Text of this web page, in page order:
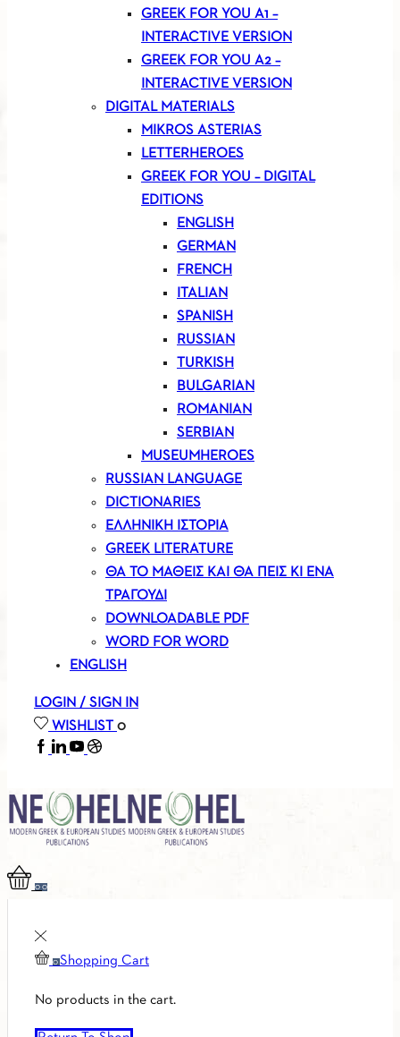
GREEK FOR YOU A1 –
INTERACTIVE VERSION
GREEK FOR YOU A2 –
INTERACTIVE VERSION
DIGITAL MATERIALS
MIKROS ASTERIAS
LETTERHEROES
GREEK FOR YOU – DIGITAL
EDITIONS
ENGLISH
GERMAN
FRENCH
ITALIAN
SPANISH
RUSSIAN
TURKISH
BULGARIAN
ROMANIAN
SERBIAN
MUSEUMHEROES
RUSSIAN LANGUAGE
DICTIONARIES
ΕΛΛΗΝΙΚΗ ΙΣΤΟΡΙΑ
GREEK LITERATURE
ΘΑ ΤΟ ΜΑΘΕΙΣ ΚΑΙ ΘΑ ΠΕΙΣ ΚΙ ΕΝΑ
ΤΡΑΓΟΥΔΙ
DOWNLOADABLE PDF
WORD FOR WORD
ENGLISH
LOGIN / SIGN IN
WISHLIST 0
FACEBOOK
LINKEDIN
YOUTUBE
SOUNDCLOUD
00
0 Shopping Cart
No products in the cart.